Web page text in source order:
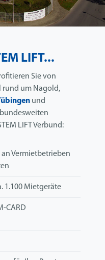
LIFT...
Sie von
rund um Nagold,
und
LIFT Verbund:
Vermietbetrieben
1.100 Mietgeräte
CARD